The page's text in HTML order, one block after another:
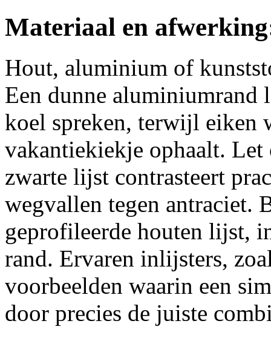
Materiaal en
Hout, aluminium of
Een dunne aluminiumrand
koel spreken, terwijl eiken
vakantiekiekje ophaalt. Let
zwarte lijst contrasteert
wegvallen tegen antraciet.
geprofileerde houten lijst,
rand. Ervaren inlijsters,
voorbeelden waarin een
door precies de juiste